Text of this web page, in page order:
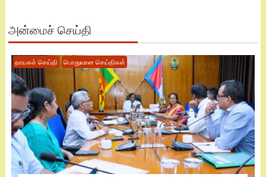
அன்மைச் செய்தி
தாயகச் செய்தி பொதுவான செய்திகள்